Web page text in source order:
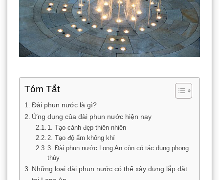
Tóm Tắt
Đài phun nước là gì?
Ứng dụng của đài phun nước hiện nay
1. Tạo cảnh đẹp thiên nhiên
2. Tạo độ ẩm không khí
3. Đài phun nước Long An còn có tác dụng phong
thủy
Những loại đài phun nước có thể xây dựng lắp đặt